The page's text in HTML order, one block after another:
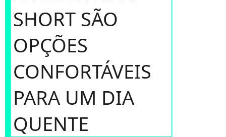
SHORT SÃO
OPÇÕES
CONFORTÁVEIS
PARA UM DIA
QUENTE